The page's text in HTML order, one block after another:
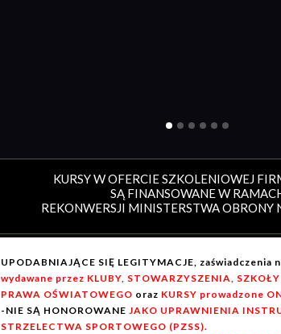
KURSY W OFERCIE SZKOLENIOWEJ
SĄ FINANSOWANE W
REKONWERSJI MINISTERSTWA OBRONY
UPODABNIAJĄCE SIĘ LEGITYMACJE, zaświadczenia
wydawane przez KLUBY, STOWARZYSZENIA, SZKOŁY
PRAWA OŚWIATOWEGO oraz KURSY prowadzone
-NIE SĄ HONOROWANE JAKO UPRAWNIENIA
STRZELECTWA SPORTOWEGO (PZSS).